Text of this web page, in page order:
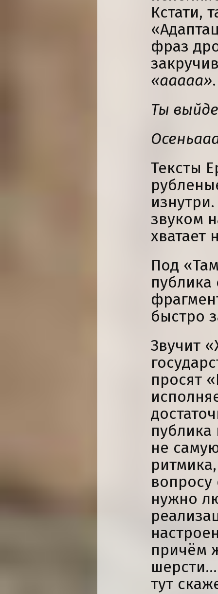
Кстати,
фраз
«ааааа».
Ты
Тексты
звуком
хватает
Под
публика
быстро
Звучит
просят
не
нужно
причём
тут